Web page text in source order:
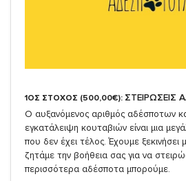
1ΟΣ ΣΤΟΧΟΣ (500,00€): ΣΤΕΙΡΩΣΕΙΣ
Ο αυξανόμενος αριθμός αδέσποτων
εγκατάλειψη κουταβιών είναι μια
που δεν έχει τέλος. Έχουμε ξεκινήσει
ζητάμε την βοήθεια σας για να
περισσότερα αδέσποτα μπορούμε.